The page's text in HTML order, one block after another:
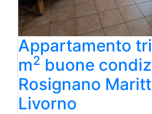
Appartamento
m2 buone
Rosignano
Livorno